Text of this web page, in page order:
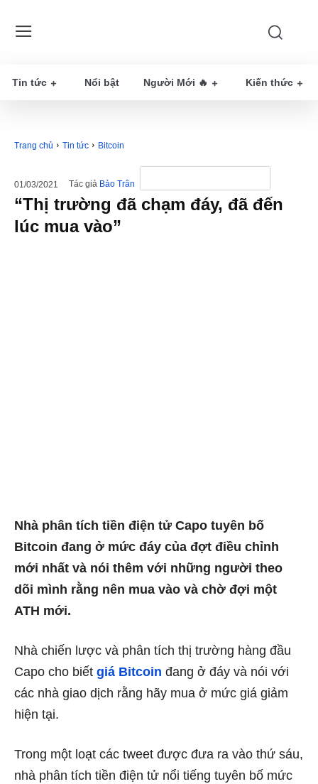
Tin tức Nổi bật Người Mới 🔥 Kiến thức
Trang chủ Tin tức Bitcoin
01/03/2021 Tác giả Bảo Trân
“Thị trường đã chạm đáy, đã đến
lúc mua vào”
Nhà phân tích tiền điện tử Capo tuyên bố
Bitcoin đang ở mức đáy của đợt điều chỉnh
mới nhất và nói thêm với những người theo
dõi mình rằng nên mua vào và chờ đợi một
ATH mới.
Nhà chiến lược và phân tích thị trường hàng đầu
Capo cho biết giá Bitcoin đang ở đáy và nói với
các nhà giao dịch rằng hãy mua ở mức giá giảm
hiện tại.
Trong một loạt các tweet được đưa ra vào thứ sáu,
nhà phân tích tiền điện tử nổi tiếng tuyên bố mức